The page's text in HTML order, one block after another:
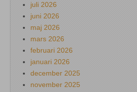
juli 2026
juni 2026
maj 2026
mars 2026
februari 2026
januari 2026
december 2025
november 2025